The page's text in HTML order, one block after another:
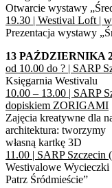
Otwarcie wystawy
19.30 | Westival Loft |
Prezentacja wystawy
13 PAŹDZIERNIKA
od 10.00 do ? | SARP
Księgarnia Westivalu
10.00 – 13.00 | SARP
dopiskiem ZORIGAMI
Zajęcia kreatywne dla
architektura: tworzymy
własną kartkę 3D
11.00 | SARP
Westivalowe Wycieczki
Patrz Śródmieście”